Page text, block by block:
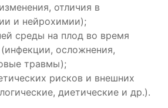
отличия в
и нейрохимии);
среды на плод во время
осложнения,
травмы);
рисков и внешних
диетические и др.).